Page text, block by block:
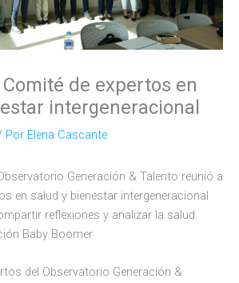
de expertos en
intergeneracional
Por Elena Cascante
Generación & Talento reunió a
en salud y bienestar intergeneracional
reflexiones y analizar la salud
Baby Boomer
del Observatorio Generación &